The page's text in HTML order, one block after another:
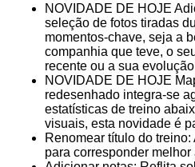
NOVIDADE DE HOJE
seleção de fotos tiradas
momentos-chave, seja a
companhia que teve, o
recente ou a sua
NOVIDADE DE HOJE
redesenhado integra-se
estatísticas de treino
visuais, esta novidade é
Renomear título do
para corresponder